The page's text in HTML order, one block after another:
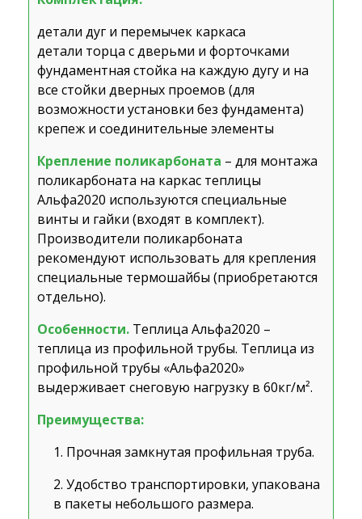
детали дуг и перемычек каркаса
детали торца с дверьми и форточками
фундаментная стойка на каждую дугу и на
все стойки дверных проемов (для
возможности установки без фундамента)
крепеж и соединительные элементы
Крепление поликарбоната – для монтажа
поликарбоната на каркас теплицы
Альфа2020 используются специальные
винты и гайки (входят в комплект).
Производители поликарбоната
рекомендуют использовать для крепления
специальные термошайбы (приобретаются
отдельно).
Особенности. Теплица Альфа2020 –
теплица из профильной трубы. Теплица из
профильной трубы «Альфа2020»
выдерживает снеговую нагрузку в 60кг/м².
Преимущества:
Прочная замкнутая профильная труба.
Удобство транспортировки, упакована
в пакеты небольшого размера.